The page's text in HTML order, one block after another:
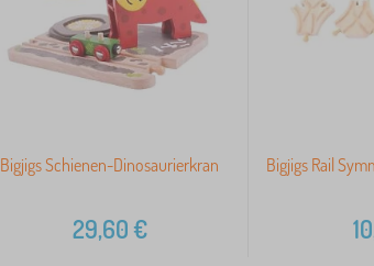
Bigjigs Schienen-Dinosaurierkran
29,60€
Bigjigs Rail